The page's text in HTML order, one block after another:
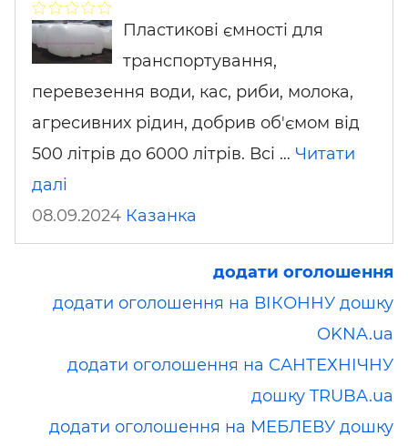
Пластикові ємності для
транспортування,
перевезення води, кас, риби, молока,
агресивних рідин, добрив об'ємом від
500 літрів до 6000 літрів. Всі … Читати
далі
08.09.2024 Казанка
додати оголошення
додати оголошення на ВІКОННУ дошку
OKNA.ua
додати оголошення на САНТЕХНІЧНУ
дошку TRUBA.ua
додати оголошення на МЕБЛЕВУ дошку